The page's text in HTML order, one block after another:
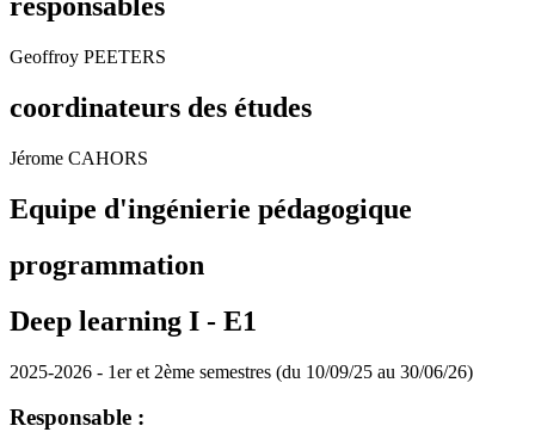
responsables
Geoffroy PEETERS
coordinateurs des études
Jérome CAHORS
Equipe d'ingénierie pédagogique
programmation
Deep learning I - E1
2025-2026 - 1er et 2ème semestres (du 10/09/25 au 30/06/26)
Responsable :